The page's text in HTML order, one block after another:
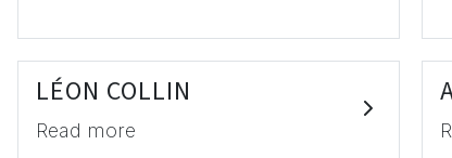
LÉON COLLIN
Read more